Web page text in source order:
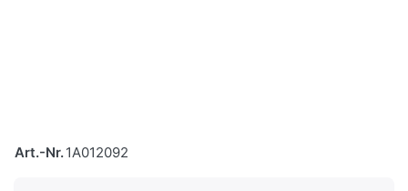
Art.-Nr.1A012092